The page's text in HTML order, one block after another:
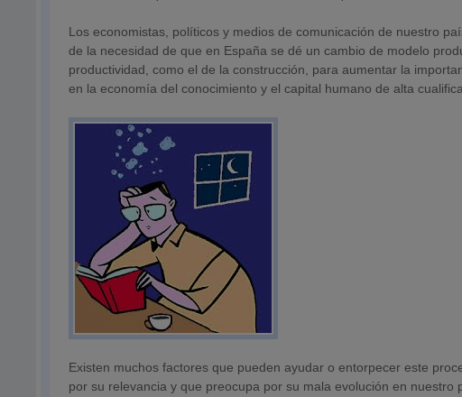
Los economistas, políticos y medios de comunicación de nuestro
de la necesidad de que en España se dé un cambio de modelo
productividad, como el de la construcción, para aumentar la
en la economía del conocimiento y el capital humano de alta
Existen muchos factores que pueden ayudar o entorpecer este
por su relevancia y que preocupa por su mala evolución en